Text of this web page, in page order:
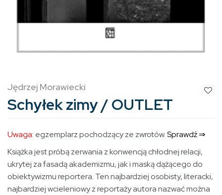
Jędrzej Morawiecki
Schyłek zimy / OUTLET
Uwaga: egzemplarz pochodzący ze zwrotów.Sprawdź ⇒
Książka jest próbą zerwania z konwencją chłodnej relacji,
ukrytej za fasadą akademizmu, jak i maską dążącego do
obiektywizmu reportera. Ten najbardziej osobisty, literacki,
najbardziej wcieleniowy z reportaży autora nazwać można